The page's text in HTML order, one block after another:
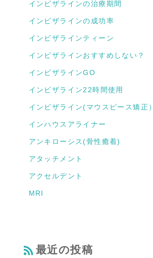
インビザラインの治療期間
インビザラインの成功率
インビザラインティーン
インビザラインおすすめしない？
インビザラインGO
インビザライン22時間使用
インビザライン(マウスピース矯正）
インハウスアライナー
アンキローシス(骨性癒着)
アタッチメント
アクセルデント
MRI
最近の投稿